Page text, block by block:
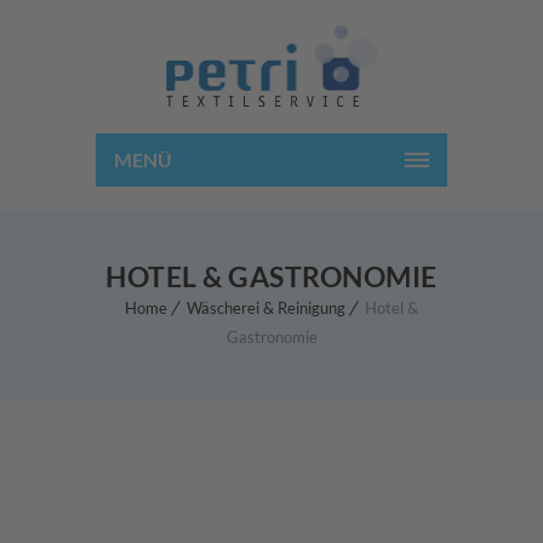
MENÜ
HOTEL & GASTRONOMIE
Home Wäscherei & Reinigung
Hotel &
Gastronomie